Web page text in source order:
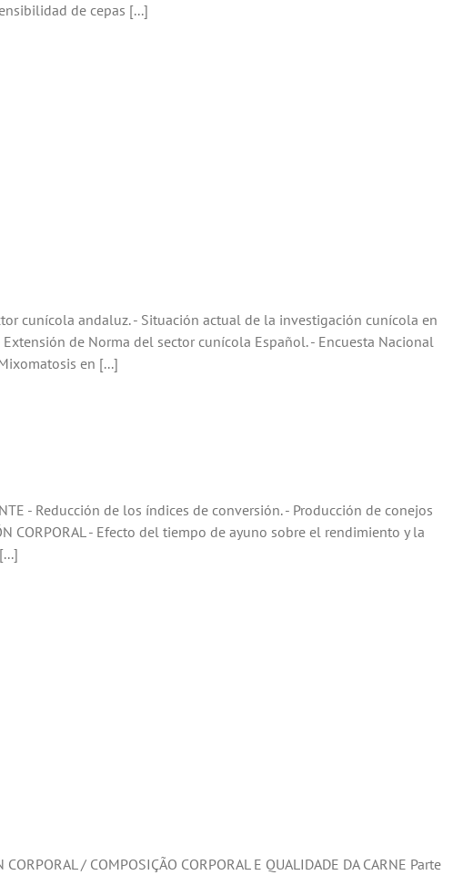
de cepas [...]
cunícola andaluz. - Situación actual de la investigación cunícola en
de Norma del sector cunícola Español. - Encuesta Nacional
en [...]
- Reducción de los índices de conversión. - Producción de conejos
CORPORAL - Efecto del tiempo de ayuno sobre el rendimiento y la
/ COMPOSIÇÃO CORPORAL E QUALIDADE DA CARNE Parte